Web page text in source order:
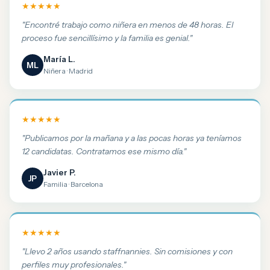
★★★★★
"Encontré trabajo como niñera en menos de 48 horas. El
proceso fue sencillísimo y la familia es genial."
ML
María L.
Niñera · Madrid
★★★★★
"Publicamos por la mañana y a las pocas horas ya teníamos
12 candidatas. Contratamos ese mismo día."
JP
Javier P.
Familia · Barcelona
★★★★★
"Llevo 2 años usando staffnannies. Sin comisiones y con
perfiles muy profesionales."